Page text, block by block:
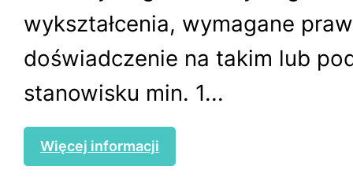
wykształcenia, wymagane
doświadczenie na takim lub
stanowisku min. 1...
Więcej informacji